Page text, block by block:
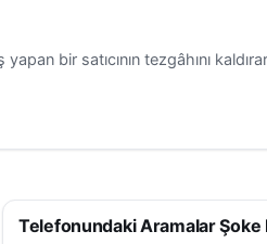
bir satıcının tezgâhını
ASAYIŞ
Telefonundaki Aramalar Şoke